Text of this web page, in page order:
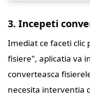
3. Incepeti
Imediat ce faceti clic
fisiere", aplicatia va
converteasca
necesita interventia